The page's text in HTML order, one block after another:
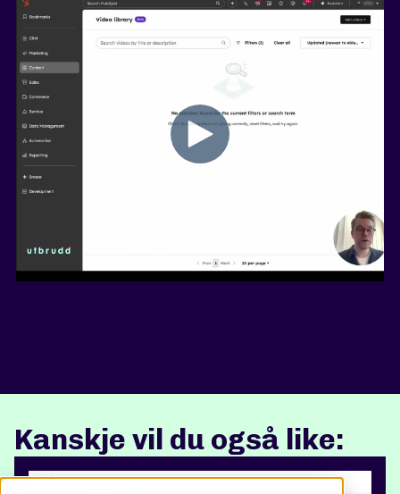
Kanskje vil du også like: